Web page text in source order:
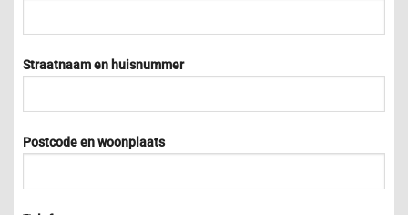
Straatnaam en huisnummer
Postcode en woonplaats